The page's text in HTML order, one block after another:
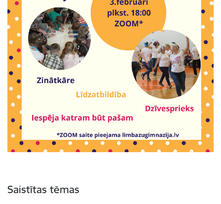
Saistītas tēmas